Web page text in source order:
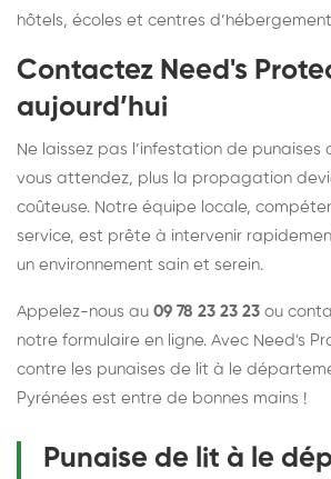
hôtels, écoles et centres
Contactez Need's
aujourd’hui
Ne laissez pas l’infestation de punaises
vous attendez, plus la propagation
coûteuse. Notre équipe locale,
service, est prête à intervenir
un environnement sain et serein.
Appelez-nous au 09 78 23 23 23 ou
notre formulaire en ligne. Avec Need's
contre les punaises de lit à le
Pyrénées est entre de bonnes mains !
Punaise de lit à le